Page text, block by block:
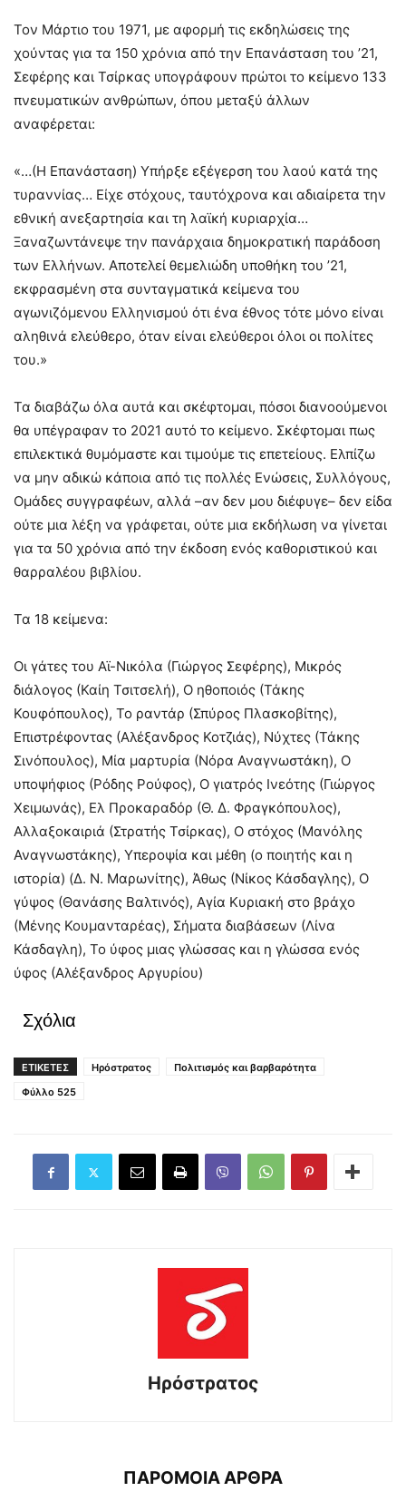
Τον Μάρτιο του 1971, με αφορμή τις εκδηλώσεις της
χούντας για τα 150 χρόνια από την Επανάσταση του ’21,
Σεφέρης και Τσίρκας υπογράφουν πρώτοι το κείμενο 133
πνευματικών ανθρώπων, όπου μεταξύ άλλων
αναφέρεται:
«…(Η Επανάσταση) Υπήρξε εξέγερση του λαού κατά της
τυραννίας… Είχε στόχους, ταυτόχρονα και αδιαίρετα την
εθνική ανεξαρτησία και τη λαϊκή κυριαρχία…
Ξαναζωντάνεψε την πανάρχαια δημοκρατική παράδοση
των Ελλήνων. Αποτελεί θεμελιώδη υποθήκη του ’21,
εκφρασμένη στα συνταγματικά κείμενα του
αγωνιζόμενου Ελληνισμού ότι ένα έθνος τότε μόνο είναι
αληθινά ελεύθερο, όταν είναι ελεύθεροι όλοι οι πολίτες
του.»
Τα διαβάζω όλα αυτά και σκέφτομαι, πόσοι διανοούμενοι
θα υπέγραφαν το 2021 αυτό το κείμενο. Σκέφτομαι πως
επιλεκτικά θυμόμαστε και τιμούμε τις επετείους. Ελπίζω
να μην αδικώ κάποια από τις πολλές Ενώσεις, Συλλόγους,
Ομάδες συγγραφέων, αλλά –αν δεν μου διέφυγε– δεν είδα
ούτε μια λέξη να γράφεται, ούτε μια εκδήλωση να γίνεται
για τα 50 χρόνια από την έκδοση ενός καθοριστικού και
θαρραλέου βιβλίου.
Τα 18 κείμενα:
Οι γάτες του Αϊ-Νικόλα (Γιώργος Σεφέρης), Μικρός
διάλογος (Καίη Τσιτσελή), Ο ηθοποιός (Τάκης
Κουφόπουλος), Το ραντάρ (Σπύρος Πλασκοβίτης),
Επιστρέφοντας (Αλέξανδρος Κοτζιάς), Νύχτες (Τάκης
Σινόπουλος), Μία μαρτυρία (Νόρα Αναγνωστάκη), Ο
υποψήφιος (Ρόδης Ρούφος), Ο γιατρός Ινεότης (Γιώργος
Χειμωνάς), Ελ Προκαραδόρ (Θ. Δ. Φραγκόπουλος),
Αλλαξοκαιριά (Στρατής Τσίρκας), Ο στόχος (Μανόλης
Αναγνωστάκης), Υπεροψία και μέθη (ο ποιητής και η
ιστορία) (Δ. Ν. Μαρωνίτης), Άθως (Νίκος Κάσδαγλης), Ο
γύψος (Θανάσης Βαλτινός), Αγία Κυριακή στο βράχο
(Μένης Κουμανταρέας), Σήματα διαβάσεων (Λίνα
Κάσδαγλη), Το ύφος μιας γλώσσας και η γλώσσα ενός
ύφος (Αλέξανδρος Αργυρίου)
Σχόλια
ΕΤΙΚΕΤΕΣ Ηρόστρατος
Πολιτισμός και βαρβαρότητα
Φύλλο 525
Ηρόστρατος
ΠΑΡΟΜΟΙΑ ΑΡΘΡΑ